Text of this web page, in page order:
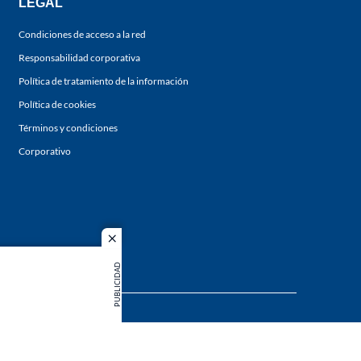
close
PUBLICIDAD
Condiciones de acceso a la red
Responsabilidad corporativa
Política de tratamiento de la información
Política de cookies
Términos y condiciones
Corporativo